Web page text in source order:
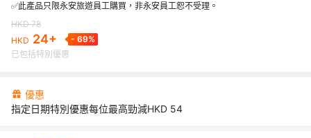
數據卡插入手機並收到網絡信號，即已自動激活數據卡並啟用服
需急用，請於落單前先與我們聯絡，謝謝❣️
若未能透過上述方法成功啟用，請根據以下步檢查手機設定： 1) 開
✅此產品只限永安旅遊員工購買，非永安員工恕不受理。
HKD78
HKD 24+ - 69%
已包括特別優惠
優惠
指定日期特別優惠每位最高勁減HKD 54